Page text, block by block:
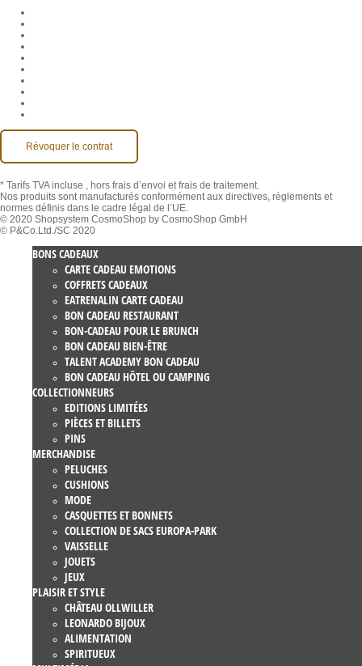
Révoquer le contrat
* Tarifs TVA incluse
, hors frais d’envoi et frais de traitement.
Nos produits sont manufacturés conformément aux directives, règlements et
normes définis dans le cadre légal de l’UE.
© 2020 Shopsystem CosmoShop by CosmoShop GmbH
© P&Co.Ltd./SC 2020
BONS CADEAUX
CARTE CADEAU EMOTIONS
COFFRETS CADEAUX
EATRENALIN CARTE CADEAU
BON CADEAU RESTAURANT
BON-CADEAU POUR LE BRUNCH
BON CADEAU BIEN-ÊTRE
TALENT ACADEMY BON CADEAU
BON CADEAU HÔTEL OU CAMPING
COLLECTIONNEURS
EDITIONS LIMITÉES
PIÈCES ET BILLETS
PINS
MERCHANDISE
PELUCHES
CUSHIONS
MODE
CASQUETTES ET BONNETS
COLLECTION DE SACS EUROPA-PARK
VAISSELLE
JOUETS
JEUX
PLAISIR ET STYLE
CHÂTEAU OLLWILLER
LEONARDO BIJOUX
ALIMENTATION
SPIRITUEUX